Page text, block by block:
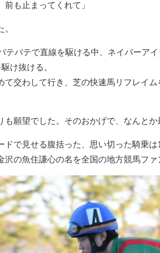
前も止まってくれて」
テバテで直線を駆ける中、ネイバーア
け抜ける。
て交わして行き、芝の快速馬リフレイ
も願望でした。そのおかげで、なんとか
で見せる腹括った、思い切った騎乗
の魚住謙心の名を全国の地方競馬ファ